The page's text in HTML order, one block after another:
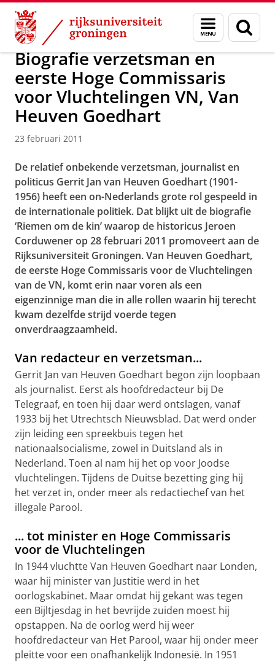
Skip
Content
Skip
Navigation
Menu
en
zoeken
Over ons Actueel Nieuws Nieuwsberichten
Biografie verzetsman en
eerste Hoge Commissaris
voor Vluchtelingen VN, Van
Heuven Goedhart
23 februari 2011
De relatief onbekende verzetsman, journalist en
politicus Gerrit Jan van Heuven Goedhart (1901-
1956) heeft een on-Nederlands grote rol gespeeld in
de internationale politiek. Dat blijkt uit de biografie
‘Riemen om de kin’ waarop de historicus Jeroen
Corduwener op 28 februari 2011 promoveert aan de
Rijksuniversiteit Groningen. Van Heuven Goedhart,
de eerste Hoge Commissaris voor de Vluchtelingen
van de VN, komt erin naar voren als een
eigenzinnige man die in alle rollen waarin hij terecht
kwam dezelfde strijd voerde tegen
onverdraagzaamheid.
Van redacteur en verzetsman...
Gerrit Jan van Heuven Goedhart begon zijn loopbaan
als journalist. Eerst als hoofdredacteur bij De
Telegraaf, en toen hij daar werd ontslagen, vanaf
1933 bij het Utrechtsch Nieuwsblad. Dat werd onder
zijn leiding een spreekbuis tegen het
nationaalsocialisme, zowel in Duitsland als in
Nederland. Toen al nam hij het op voor Joodse
vluchtelingen. Tijdens de Duitse bezetting ging hij
het verzet in, onder meer als redactiechef van het
illegale Parool.
... tot minister en Hoge Commissaris
voor de Vluchtelingen
In 1944 vluchtte Van Heuven Goedhart naar Londen,
waar hij minister van Justitie werd in het
oorlogskabinet. Maar omdat hij gekant was tegen
een Bijltjesdag in het bevrijde zuiden moest hij
opstappen. Na de oorlog werd hij weer
hoofdredacteur van Het Parool, waar hij onder meer
pleitte voor een onafhankelijk Indonesië. In 1951